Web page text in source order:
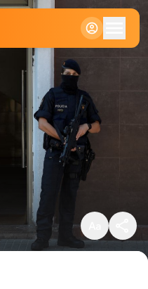
Klein
Standaard
Groot